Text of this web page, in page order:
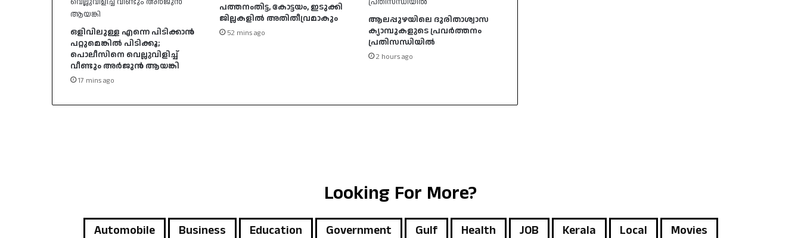
ഒളിവിലുള്ള എന്നെ പിടിക്കാൻ
പറ്റുമെങ്കിൽ പിടിക്കൂ;
പൊലീസിനെ വെല്ലുവിളിച്ച്
വീണ്ടും അർജുൻ ആയങ്കി
17 mins ago
പത്തനംതിട്ട, കോട്ടയം, ഇടുക്കി
ജില്ലകളില്‍ അതിതീവ്രമാകും
52 mins ago
ആലപ്പുഴയിലെ ദുരിതാശ്വാസ
ക്യാമ്പുകളുടെ പ്രവർത്തനം
പ്രതിസന്ധിയിൽ
2 hours ago
Looking For More?
Automobile Business Education Government Gulf Health JOB Kerala Local Movies